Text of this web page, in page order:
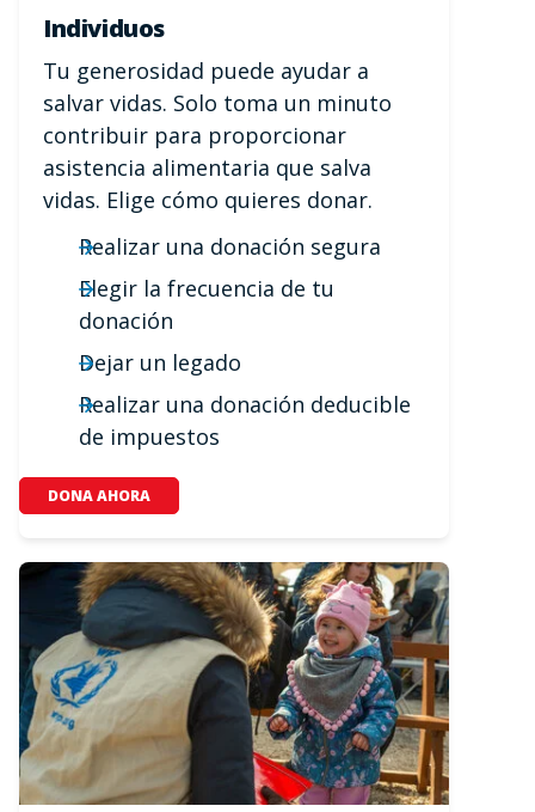
Individuos
Tu generosidad puede ayudar a
salvar vidas. Solo toma un minuto
contribuir para proporcionar
asistencia alimentaria que salva
vidas. Elige cómo quieres donar.
Realizar una donación segura
Elegir la frecuencia de tu
donación
Dejar un legado
Realizar una donación deducible
de impuestos
DONA AHORA